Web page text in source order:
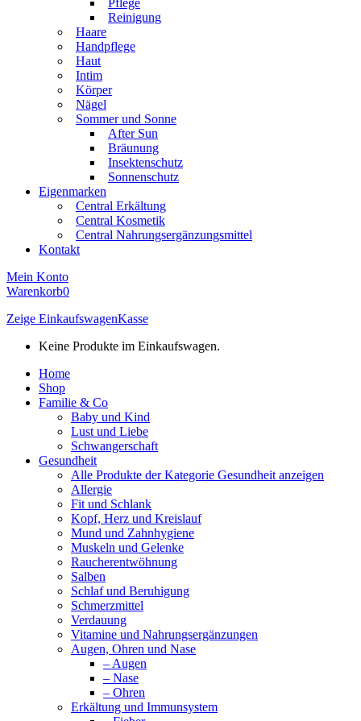
Reinigung
Haare
Handpflege
Haut
Intim
Körper
Nägel
Sommer und Sonne
After Sun
Bräunung
Insektenschutz
Sonnenschutz
Eigenmarken
Central Erkältung
Central Kosmetik
Central Nahrungsergänzungsmittel
Kontakt
Mein Konto
Warenkorb0
Zeige EinkaufswagenKasse
Keine Produkte im Einkaufswagen.
Home
Shop
Familie & Co
Baby und Kind
Lust und Liebe
Schwangerschaft
Gesundheit
Alle Produkte der Kategorie Gesundheit anzeigen
Allergie
Fit und Schlank
Kopf, Herz und Kreislauf
Mund und Zahnhygiene
Muskeln und Gelenke
Raucherentwöhnung
Salben
Schlaf und Beruhigung
Schmerzmittel
Verdauung
Vitamine und Nahrungsergänzungen
Augen, Ohren und Nase
– Augen
– Nase
– Ohren
Erkältung und Immunsystem